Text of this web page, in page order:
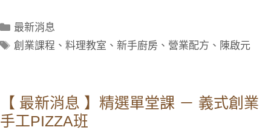
最新消息
創業課程 、料理教室 、新手廚房 、 營業配方 、 陳啟元
【 最新消息 】精選單堂課 － 義式創業
手工PIZZA班